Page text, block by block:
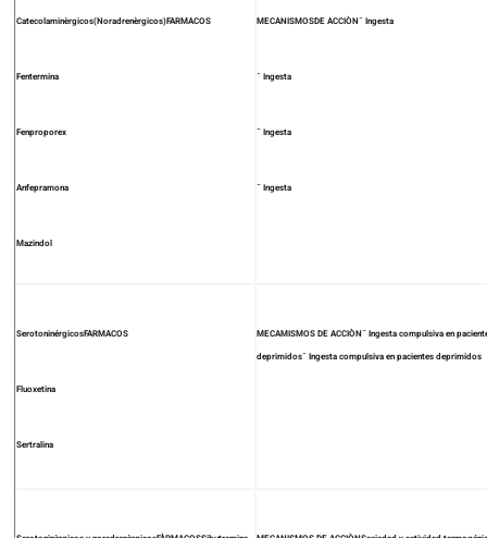
Catecolaminèrgicos(Noradrenèrgicos)FARMACOS
Fentermina
Fenproporex
Anfepramona
Mazindol
MECANISMOSDE ACCIÒN¯ Ingesta
¯ Ingesta
¯ Ingesta
¯ Ingesta
SerotoninérgicosFARMACOS
Fluoxetina
Sertralina
MECAMISMOS DE ACCIÒN¯ Ingesta compulsiva en
deprimidos¯ Ingesta compulsiva en pacientes deprimidos